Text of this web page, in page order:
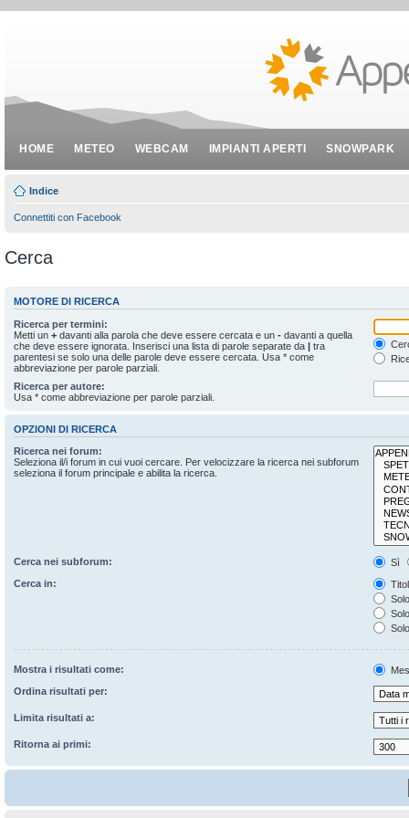
HOME METEO WEBCAM IMPIANTI APERTI SNOWPARK
Indice
Connettiti con Facebook
Cerca
MOTORE DI RICERCA
Ricerca per termini:
Metti un + davanti alla parola che deve essere cercata e un - davanti a quella
che deve essere ignorata. Inserisci una lista di parole separate da | tra
parentesi se solo una delle parole deve essere cercata. Usa * come
abbreviazione per parole parziali.
Ricerca per autore:
Usa * come abbreviazione per parole parziali.
OPZIONI DI RICERCA
Ricerca nei forum:
Seleziona il/i forum in cui vuoi cercare. Per velocizzare la ricerca nei subforum
seleziona il forum principale e abilita la ricerca.
Cerca nei subforum:
Sì
Cerca in:
Mostra i risultati come:
Ordina risultati per:
Limita risultati a:
Ritorna ai primi: